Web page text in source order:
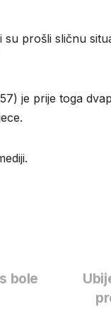
prošli sličnu
je prije toga
bole